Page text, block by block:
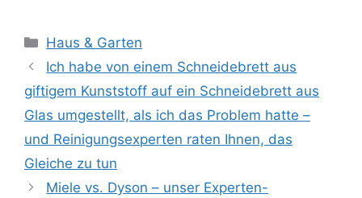
Kategorien
Haus & Garten
Ich habe von einem Schneidebrett aus
giftigem Kunststoff auf ein Schneidebrett aus
Glas umgestellt, als ich das Problem hatte –
und Reinigungsexperten raten Ihnen, das
Gleiche zu tun
Miele vs. Dyson – unser Experten-